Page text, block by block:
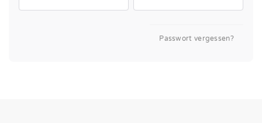
Passwort vergessen?